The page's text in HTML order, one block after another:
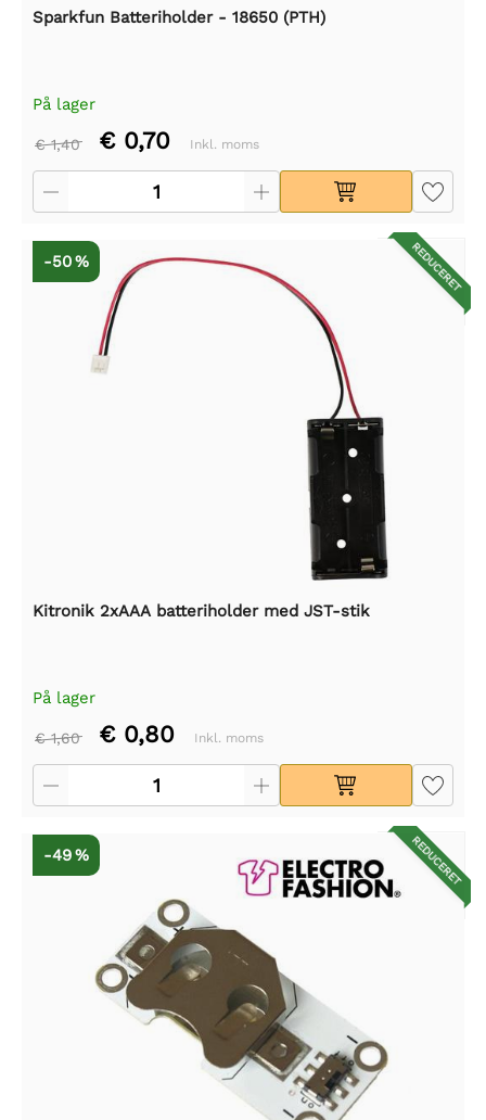
Sparkfun Batteriholder - 18650 (PTH)
På lager
€ 1,40 € 0,70 Inkl. moms
REDUCERET
-50 %
Kitronik 2xAAA batteriholder med JST-stik
På lager
€ 1,60 € 0,80 Inkl. moms
REDUCERET
-49 %